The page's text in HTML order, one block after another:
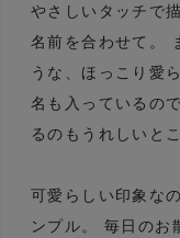
やさしいタッチで
名前を合わせて。
うな、ほっこり愛
名も入っているの
るのもうれしいと
可愛らしい印象な
ンプル。 毎日のお